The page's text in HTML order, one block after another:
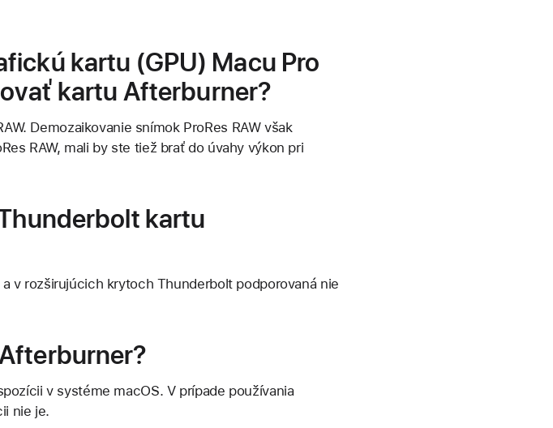
kartu (GPU) Macu Pro
kartu Afterburner?
Demozaikovanie snímok ProRes RAW však
RAW, mali by ste tiež brať do úvahy výkon pri
kartu
v rozširujúcich krytoch Thunderbolt podporovaná nie
v systéme macOS. V prípade používania
nie je.